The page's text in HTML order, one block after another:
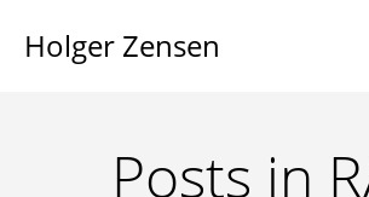
Holger Zensen
Posts in